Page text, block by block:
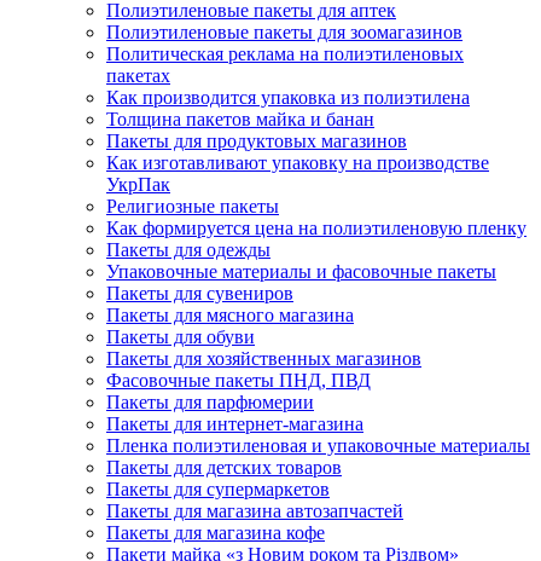
Полиэтиленовые пакеты для аптек
Полиэтиленовые пакеты для зоомагазинов
Политическая реклама на полиэтиленовых
пакетах
Как производится упаковка из полиэтилена
Толщина пакетов майка и банан
Пакеты для продуктовых магазинов
Как изготавливают упаковку на производстве
УкрПак
Религиозные пакеты
Как формируется цена на полиэтиленовую пленку
Пакеты для одежды
Упаковочные материалы и фасовочные пакеты
Пакеты для сувениров
Пакеты для мясного магазина
Пакеты для обуви
Пакеты для хозяйственных магазинов
Фасовочные пакеты ПНД, ПВД
Пакеты для парфюмерии
Пакеты для интернет-магазина
Пленка полиэтиленовая и упаковочные материалы
Пакеты для детских товаров
Пакеты для супермаркетов
Пакеты для магазина автозапчастей
Пакеты для магазина кофе
Пакети майка «з Новим роком та Різдвом»